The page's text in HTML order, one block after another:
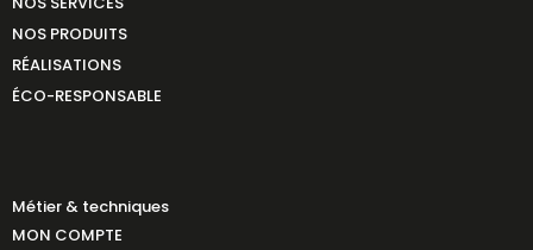
NOS PRODUITS
RÉALISATIONS
ÉCO-RESPONSABLE
Métier & techniques
MON COMPTE